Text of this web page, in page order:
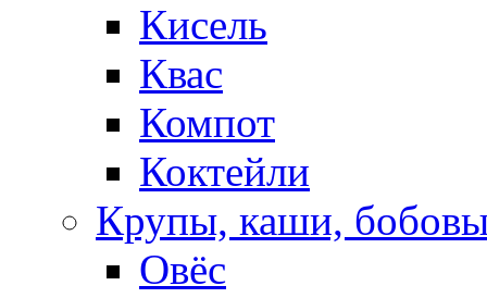
Кисель
Квас
Компот
Коктейли
Крупы, каши,
Овёс